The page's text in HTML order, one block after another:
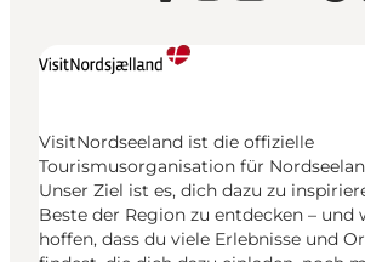
VisitNordseeland ist die offizielle
Tourismusorganisation für
Unser Ziel ist es, dich dazu zu
Beste der Region zu entdecken – und
hoffen, dass du viele Erlebnisse und